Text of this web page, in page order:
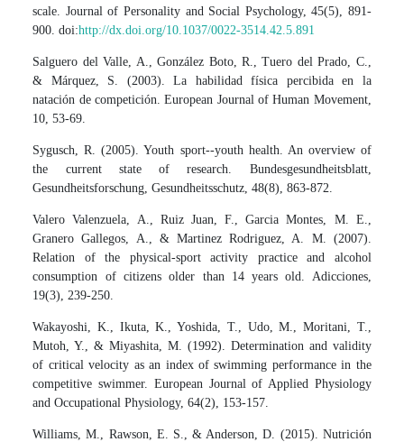
scale. Journal of Personality and Social Psychology, 45(5), 891-
900. doi:http://dx.doi.org/10.1037/0022-3514.42.5.891
Salguero del Valle, A., González Boto, R., Tuero del Prado, C.,
& Márquez, S. (2003). La habilidad física percibida en la
natación de competición. European Journal of Human Movement,
10, 53-69.
Sygusch, R. (2005). Youth sport--youth health. An overview of
the current state of research. Bundesgesundheitsblatt,
Gesundheitsforschung, Gesundheitsschutz, 48(8), 863-872.
Valero Valenzuela, A., Ruiz Juan, F., Garcia Montes, M. E.,
Granero Gallegos, A., & Martinez Rodriguez, A. M. (2007).
Relation of the physical-sport activity practice and alcohol
consumption of citizens older than 14 years old. Adicciones,
19(3), 239-250.
Wakayoshi, K., Ikuta, K., Yoshida, T., Udo, M., Moritani, T.,
Mutoh, Y., & Miyashita, M. (1992). Determination and validity
of critical velocity as an index of swimming performance in the
competitive swimmer. European Journal of Applied Physiology
and Occupational Physiology, 64(2), 153-157.
Williams, M., Rawson, E. S., & Anderson, D. (2015). Nutrición